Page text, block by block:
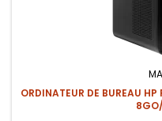
ORDINATEUR DE BUREAU